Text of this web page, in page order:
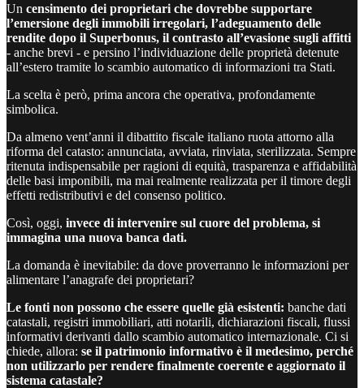
Un censimento dei proprietari che dovrebbe supportare
l’emersione degli immobili irregolari, l’adeguamento delle
rendite dopo il Superbonus, il contrasto all’evasione sugli affitti
- anche brevi - e persino l’individuazione delle proprietà detenute
all’estero tramite lo scambio automatico di informazioni tra Stati.
La scelta è però, prima ancora che operativa, profondamente
simbolica.
Da almeno vent’anni il dibattito fiscale italiano ruota attorno alla
riforma del catasto: annunciata, avviata, rinviata, sterilizzata. Sempre
ritenuta indispensabile per ragioni di equità, trasparenza e affidabilità
delle basi imponibili, ma mai realmente realizzata per il timore degli
effetti redistributivi e del consenso politico.
Così, oggi, invece di intervenire sul cuore del problema, si
immagina una nuova banca dati.
La domanda è inevitabile: da dove proverranno le informazioni per
alimentare l’anagrafe dei proprietari?
Le fonti non possono che essere quelle già esistenti: banche dati
catastali, registri immobiliari, atti notarili, dichiarazioni fiscali, flussi
informativi derivanti dallo scambio automatico internazionale. Ci si
chiede, allora: se il patrimonio informativo è il medesimo, perché
non utilizzarlo per rendere finalmente coerente e aggiornato il
sistema catastale?